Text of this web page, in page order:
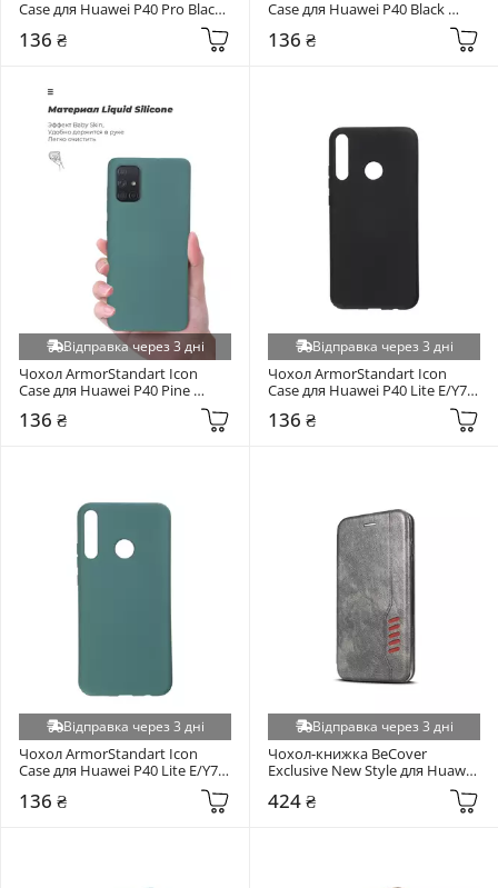
Case для Huawei P40 Pro Black
136 ₴
Case для Huawei P40 Black
136 ₴
Відправка через 3 дні
Чохол ArmorStandart Icon
Case для Huawei P40 Pine
136 ₴
Відправка через 3 дні
Чохол ArmorStandart Icon
Case для Huawei P40 Lite E/Y7P
136 ₴
Відправка через 3 дні
Чохол ArmorStandart Icon
Case для Huawei P40 Lite E/Y7P
136 ₴
Відправка через 3 дні
Чохол-книжка BeCover
Exclusive New Style для Huawei
Grey (704910)
424 ₴